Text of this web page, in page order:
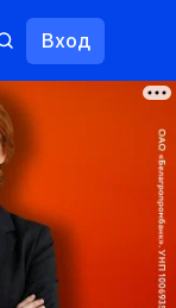
Вход